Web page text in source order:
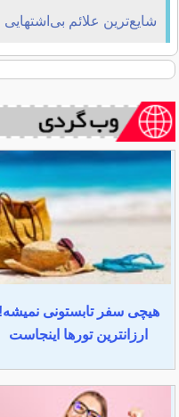
شایع‌ترین علائم
هیچی سفر تابستونی نمیشه!
ارزانترین تورها اینجاست